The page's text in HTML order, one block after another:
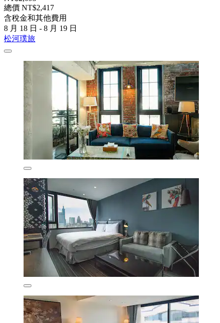
總價 NT$2,417
含稅金和其他費用
8 月 18 日 - 8 月 19 日
松河璞旅